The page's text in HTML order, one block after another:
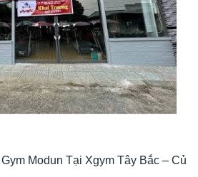
Modun Tại Xgym Tây Bắc – Củ